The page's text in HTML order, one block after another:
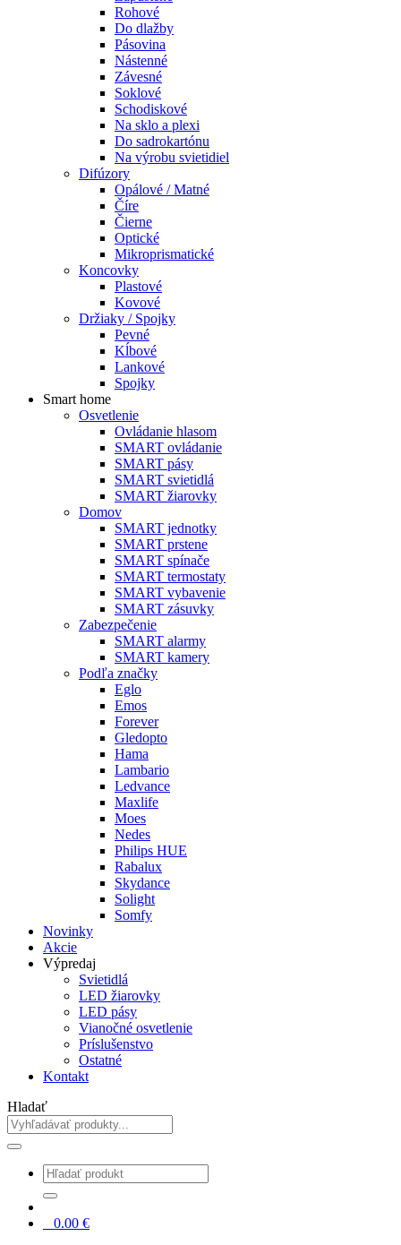
Rohové
Do dlažby
Pásovina
Nástenné
Závesné
Soklové
Schodiskové
Na sklo a plexi
Do sadrokartónu
Na výrobu svietidiel
Difúzory
Opálové / Matné
Číre
Čierne
Optické
Mikroprismatické
Koncovky
Plastové
Kovové
Držiaky / Spojky
Pevné
Kĺbové
Lankové
Spojky
Smart home
Osvetlenie
Ovládanie hlasom
SMART ovládanie
SMART pásy
SMART svietidlá
SMART žiarovky
Domov
SMART jednotky
SMART prstene
SMART spínače
SMART termostaty
SMART vybavenie
SMART zásuvky
Zabezpečenie
SMART alarmy
SMART kamery
Podľa značky
Eglo
Emos
Forever
Gledopto
Hama
Lambario
Ledvance
Maxlife
Moes
Nedes
Philips HUE
Rabalux
Skydance
Solight
Somfy
Novinky
Akcie
Výpredaj
Svietidlá
LED žiarovky
LED pásy
Vianočné osvetlenie
Príslušenstvo
Ostatné
Kontakt
Hladať
0.00 €